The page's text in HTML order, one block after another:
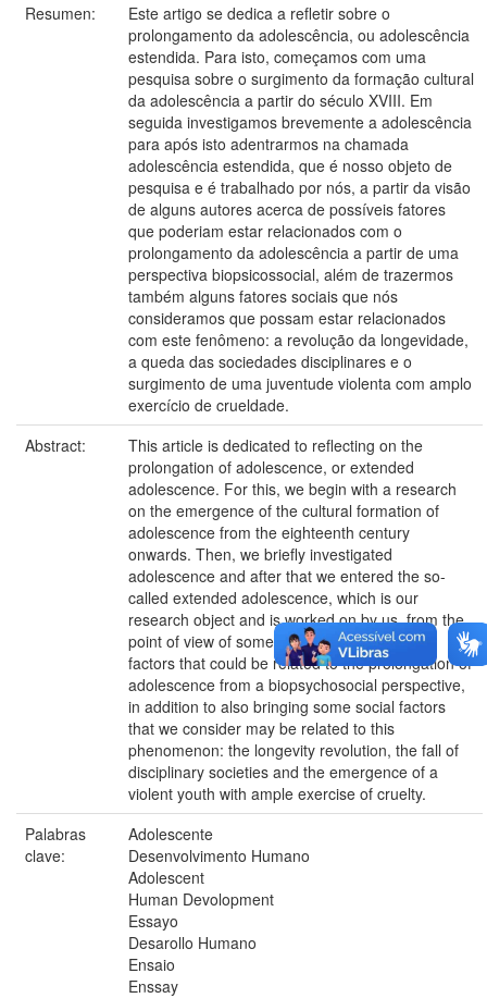
Resumen:
Este artigo se dedica a refletir sobre o
prolongamento da adolescência, ou adolescência
estendida. Para isto, começamos com uma
pesquisa sobre o surgimento da formação cultural
da adolescência a partir do século XVIII. Em
seguida investigamos brevemente a adolescência
para após isto adentrarmos na chamada
adolescência estendida, que é nosso objeto de
pesquisa e é trabalhado por nós, a partir da visão
de alguns autores acerca de possíveis fatores
que poderiam estar relacionados com o
prolongamento da adolescência a partir de uma
perspectiva biopsicossocial, além de trazermos
também alguns fatores sociais que nós
consideramos que possam estar relacionados
com este fenômeno: a revolução da longevidade,
a queda das sociedades disciplinares e o
surgimento de uma juventude violenta com amplo
exercício de crueldade.
Abstract:
This article is dedicated to reflecting on the
prolongation of adolescence, or extended
adolescence. For this, we begin with a research
on the emergence of the cultural formation of
adolescence from the eighteenth century
onwards. Then, we briefly investigated
adolescence and after that we entered the so-
called extended adolescence, which is our
research object and is worked on by us, from the
point of view of some authors about possible
factors that could be related to the prolongation of
adolescence from a biopsychosocial perspective,
in addition to also bringing some social factors
that we consider may be related to this
phenomenon: the longevity revolution, the fall of
disciplinary societies and the emergence of a
violent youth with ample exercise of cruelty.
Palabras
clave:
Adolescente
Desenvolvimento Humano
Adolescent
Human Devolopment
Essayo
Desarollo Humano
Ensaio
Enssay